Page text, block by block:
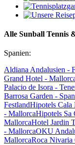
Alle Sunball Tennis
Spanien:
Aldiana Andalusien -
Grand Hotel -
Palacio de Isora -
Barrosa Garden -
FestlandHipotels
- MallorcaHipotels Sa
MallorcaHotel Jardin
- MallorcaOKU
MallorcaRoca Nivaria